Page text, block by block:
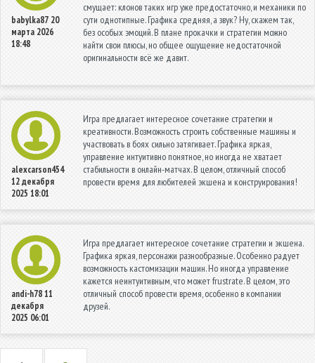
babylka87 20
марта 2026
18:48
смущает: клонов таких игр уже предостаточно, и механики по
сути однотипные. Графика средняя, а звук? Ну, скажем так,
без особых эмоций. В плане прокачки и стратегии можно
найти свои плюсы, но общее ощущение недостаточной
оригинальности всё же давит.
alexcarson454
12 декабря
2025 18:01
Игра предлагает интересное сочетание стратегии и
креативности. Возможность строить собственные машины и
участвовать в боях сильно затягивает. Графика яркая,
управление интуитивно понятное, но иногда не хватает
стабильности в онлайн-матчах. В целом, отличный способ
провести время для любителей экшена и конструирования!
andi-h7811
декабря
2025 06:01
Игра предлагает интересное сочетание стратегии и экшена.
Графика яркая, персонажи разнообразные. Особенно радует
возможность кастомизации машин. Но иногда управление
кажется неинтуитивным, что может frustrate. В целом, это
отличный способ провести время, особенно в компании
друзей.